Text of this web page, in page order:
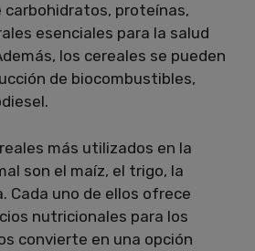
proteínas,
esenciales para la salud
los cereales se pueden
de biocombustibles,
más utilizados en la
son el maíz, el trigo, la
Cada uno de ellos ofrece
nutricionales para los
convierte en una opción